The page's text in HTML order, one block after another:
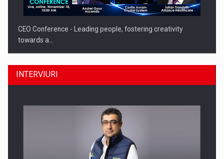
CEO Conference - Leading people, fostering creativity
towards a…
INTERVIURI